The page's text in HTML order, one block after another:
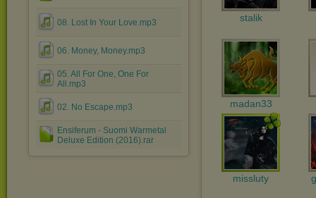
08. Lost In Your Love.mp3
06. Money, Money.mp3
05. All For One, One For
All.mp3
02. No Escape.mp3
Ensiferum - Suomi Warmetal
Deluxe Edition (2016).rar
stalik
madan33
missluty